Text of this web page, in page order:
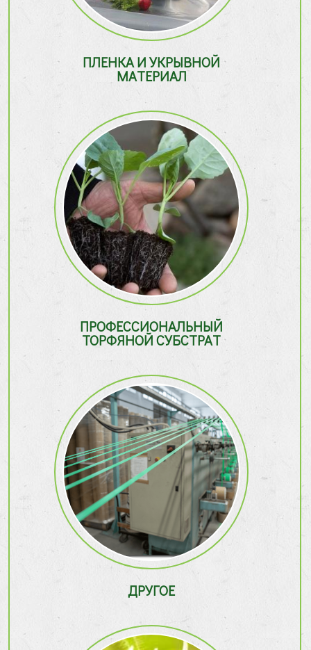
ПЛЕНКА И УКРЫВНОЙ
МАТЕРИАЛ
ПРОФЕССИОНАЛЬНЫЙ
ТОРФЯНОЙ СУБСТРАТ
ДРУГОЕ